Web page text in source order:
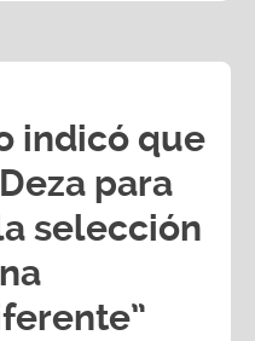
indicó que
para
selección